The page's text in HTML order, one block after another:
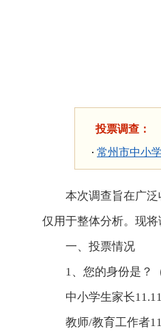
投票调查：
常州市中小
本次调查旨在广
仅用于整体分析。现将
一、投票情况
1、您的身份是？
中小学生家长
教师/教育工作者